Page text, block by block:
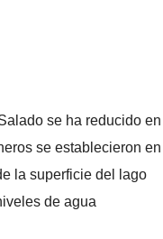
se ha reducido en
se establecieron en
la superficie del lago
de agua